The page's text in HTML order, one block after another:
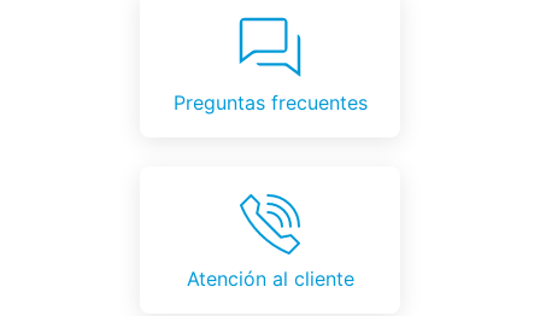
Preguntas frecuentes
Atención al cliente